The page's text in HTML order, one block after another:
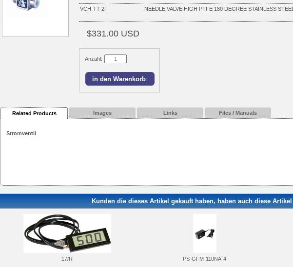
VCH-TT-2F NEEDLE VALVE HIGH PTFE 180 DEGREE STAINLESS
$331.00 USD
Anzahl:
Related Products Images Links Files / Manuals
Stromventil
Kunden die dieses Artikel gekauft haben, haben auch diese
17/R PS-GFM-110NA-4